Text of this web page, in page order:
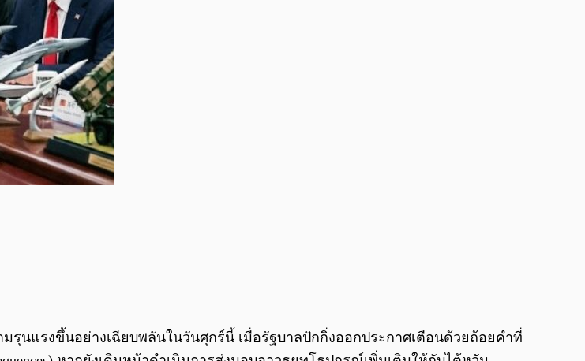
0:00 / 0:00
รุนแรงขึ้นอย่างเฉียบพลันในวันศุกร์นี้ เมื่อรัฐบาลปักกิ่งออกประกาศเตือนด้วยถ้อยคำที่